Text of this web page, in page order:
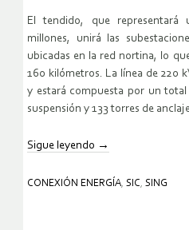
El tendido, que representará
millones, unirá las
ubicadas en la red nortina, lo
160 kilómetros. La línea de 220
y estará compuesta por un
suspensión y 133 torres de
Sigue leyendo →
CONEXIÓN ENERGÍA, SIC, SING